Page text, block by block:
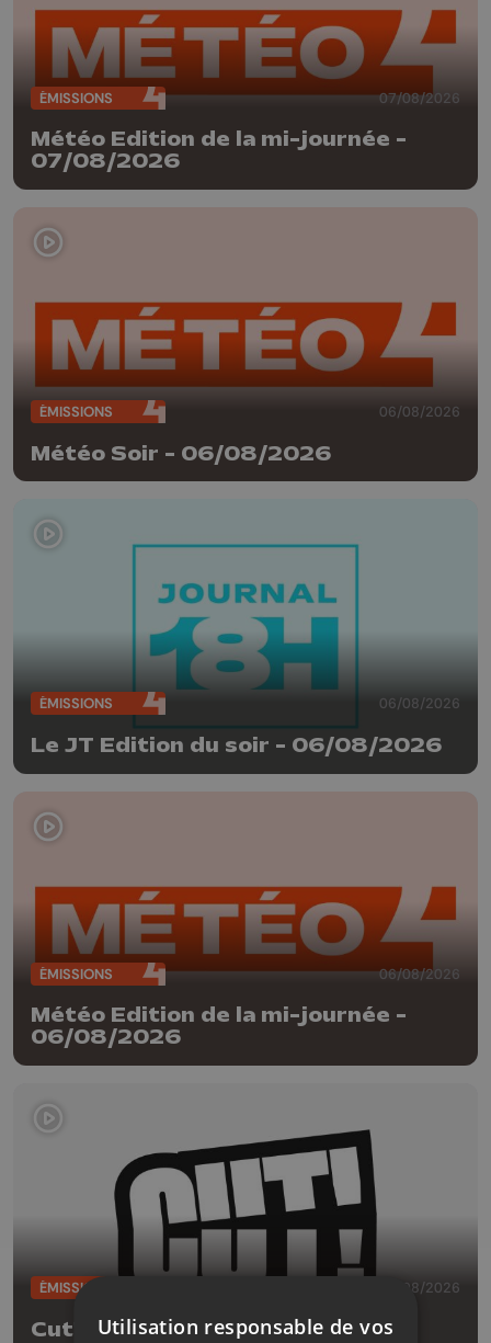
ÉMISSIONS 07/08/2026
Météo Edition de la mi-journée -
07/08/2026
ÉMISSIONS 06/08/2026
Météo Soir - 06/08/2026
ÉMISSIONS 06/08/2026
Le JT Edition du soir - 06/08/2026
ÉMISSIONS 06/08/2026
Météo Edition de la mi-journée -
06/08/2026
ÉMISSIONS 05/08/2026
Cut!
Utilisation responsable de vos